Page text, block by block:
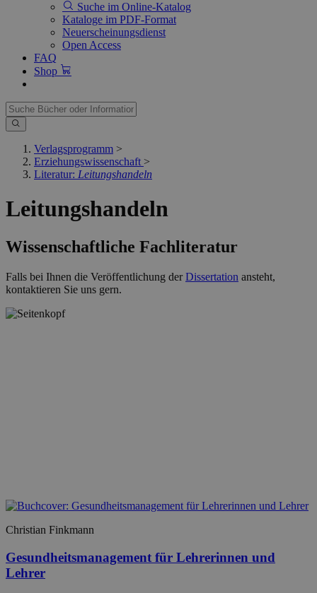
Suche im Online-Katalog
Kataloge im PDF-Format
Neuerscheinungsdienst
Open Access
FAQ
Shop
Verlagsprogramm >
Erziehungswissenschaft >
Literatur: Leitungshandeln
Leitungshandeln
Wissenschaftliche Fachliteratur
Falls bei Ihnen die Veröffentlichung derDissertation ansteht,
kontaktieren Sie uns gern.
Christian Finkmann
Gesundheitsmanagement für Lehrerinnen und
Lehrer